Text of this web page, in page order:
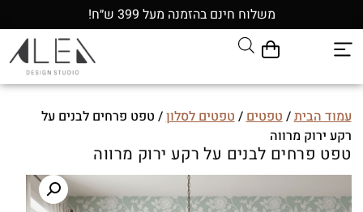
משלוח חינם בהזמנה מעל 399 ש״ח!
עמוד הבית/טפטים/טפטים לסלון/ טפט פרחים לבנים על
רקע ירוק מרווה
טפט פרחים לבנים על רקע ירוק מרווה